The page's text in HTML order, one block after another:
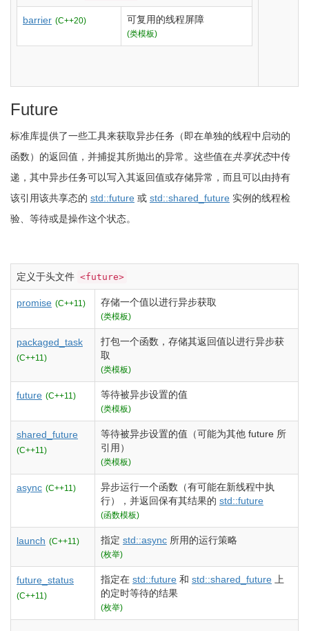
barrier (C++20) 可复用的线程屏障
(类模板)
Future
标准库提供了一些工具来获取异步任务（即在单独的线程中启动的
函数）的返回值，并捕捉其所抛出的异常。这些值在共享状态中传
递，其中异步任务可以写入其返回值或存储异常，而且可以由持有
该引用该共享态的 std::future 或 std::shared_future 实例的线程检
验、等待或是操作这个状态。
定义于头文件 <future>
promise (C++11) 存储一个值以进行异步获取
(类模板)
packaged_task
(C++11)
打包一个函数，存储其返回值以进行异步获
取
(类模板)
future (C++11) 等待被异步设置的值
(类模板)
shared_future
(C++11)
等待被异步设置的值（可能为其他 future 所
引用）
(类模板)
async (C++11)
异步运行一个函数（有可能在新线程中执
行），并返回保有其结果的 std::future
(函数模板)
launch (C++11) 指定 std::async 所用的运行策略
(枚举)
future_status
(C++11)
指定在 std::future 和 std::shared_future 上
的定时等待的结果
(枚举)